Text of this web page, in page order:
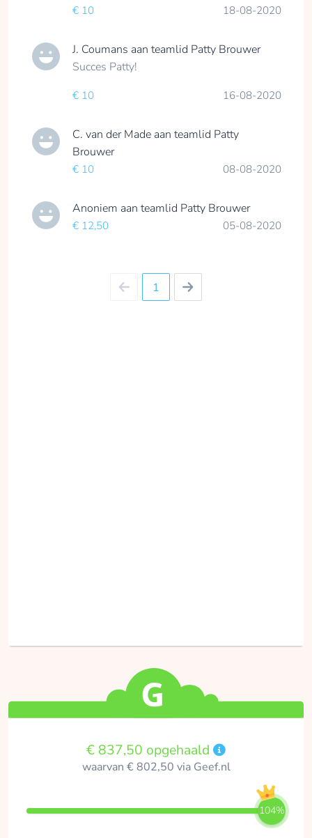
€ 10 18-08-2020
J. Coumans aan teamlid Patty Brouwer
Succes Patty!
€ 10 16-08-2020
C. van der Made aan teamlid Patty
Brouwer
€ 10 08-08-2020
Anoniem aan teamlid Patty Brouwer
€ 12,50 05-08-2020
1
€ 837,50 opgehaald
waarvan € 802,50 via Geef.nl
104%